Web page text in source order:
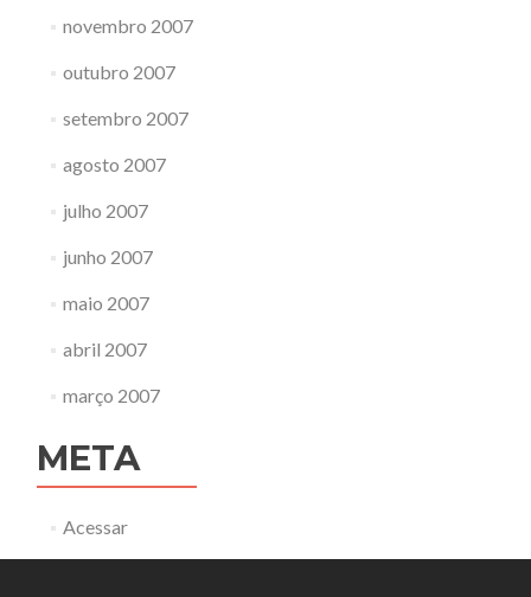
novembro 2007
outubro 2007
setembro 2007
agosto 2007
julho 2007
junho 2007
maio 2007
abril 2007
março 2007
META
Acessar